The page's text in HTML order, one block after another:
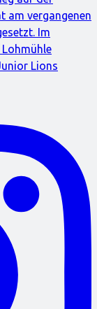
am vergangenen
Im
Lions